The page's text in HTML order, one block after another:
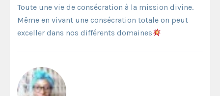
Toute une vie de consécration à la mission divine.
Même en vivant une consécration totale on peut
exceller dans nos différents domaines